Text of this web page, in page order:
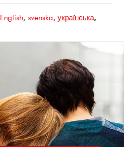
Page
English Sidan
svenska Page
українська